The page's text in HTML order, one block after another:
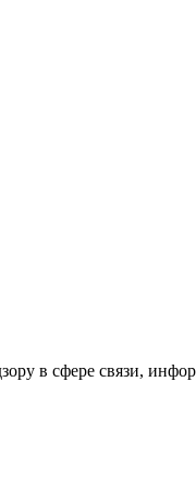
в сфере связи,